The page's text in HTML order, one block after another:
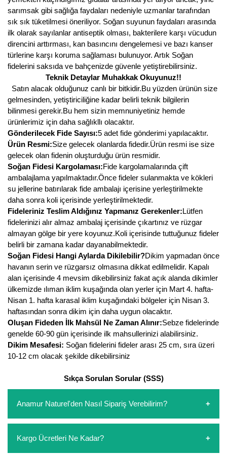
sarımsak gibi sağlığa faydaları nedeniyle uzmanlar tarafından
sık sık tüketilmesi öneriliyor. Soğan suyunun faydaları arasında
ilk olarak sayılanlar antiseptik olması, bakterilere karşı vücudun
direncini arttırması, kan basıncını dengelemesi ve bazı kanser
türlerine karşı koruma sağlaması bulunuyor. Artık Soğan
fidelerini saksıda ve bahçenizde güvenle yetiştirebilirsiniz.
Teknik Detaylar Muhakkak Okuyunuz!!
Satın alacak olduğunuz canlı bir bitkidir.Bu yüzden ürünün size
gelmesinden, yetiştiriciliğine kadar belirli teknik bilgilerin
bilinmesi gerekir.Bu hem sizin memnuniyetiniz hemde
ürünlerimiz için daha sağlıkllı olacaktır.
Gönderilecek Fide Sayısı:5 adet fide gönderimi yapılacaktır.
Ürün Resmi:Size gelecek olanlarda fidedir.Ürün resmi ise size
gelecek olan fidenin oluşturduğu ürün resmidir.
Soğan Fidesi Kargolaması:Fide kargolamalarında çift
ambalajlama yapılmaktadır.Önce fideler sulanmakta ve kökleri
su jellerine batırılarak fide ambalajı içerisine yerleştirilmekte
daha sonra koli içerisinde yerleştirilmektedir.
Fideleriniz Teslim Aldığınız Yapmanız Gerekenler:Lütfen
fidelerinizi alır almaz ambalaj içerisinde çıkartınız ve rüzgar
almayan gölge bir yere koyunuz.Koli içerisinde tuttuğunuz fideler
belirli bir zamana kadar dayanabilmektedir.
Soğan Fidesi Hangi Aylarda Dikilebilir?Dikim yapmadan önce
havanın serin ve rüzgarsız olmasına dikkat edilmelidir. Kapalı
alan içerisinde 4 mevsim dikebilirsiniz fakat açık alanda dikimler
ülkemizde ılıman iklim kuşağında olan yerler için Mart 4. hafta-
Nisan 1. hafta karasal iklim kuşağındaki bölgeler için Nisan 3.
haftasından sonra dikim için daha uygun olacaktır.
Oluşan Fideden İlk Mahsül Ne Zaman Alınır:Sebze fidelerinde
genelde 60-90 gün içerisinde ilk mahsullerinizi alabilirsiniz.
Dikim Mesafesi: Soğan fidelerini fideler arası 25 cm, sıra üzeri
10-12 cm olacak şekilde dikebilirsiniz
Sıkça Sorulan Sorular (SSS)
Anamur Naturel'den Nasıl Sipariş Verebilirim?
oluşturarak,iletişim numaralarımızdan bizi arayarak veya
whatsapp hattımızdan bizlere isteklerinizi yazarak sipariş
Kargo Ücretleri Ne Kadar?
Goji Berry Fidanı
Hünnap Fidanı
İncir Fidanı
Kapari Gebre Otu Fidanı
Kayısı Fidanı
Keçiboynuzu Fidanı
Kestane Fidanı
Kiraz Fidanı
Kivi Fidanı
Kızılcık Fidanı
Kocayemiş Fidanı
Kuşburnu Fidanı
Liçi Fidanı
Malta Eriği Fidanı
Mango Fidanı
Muz Fidanı